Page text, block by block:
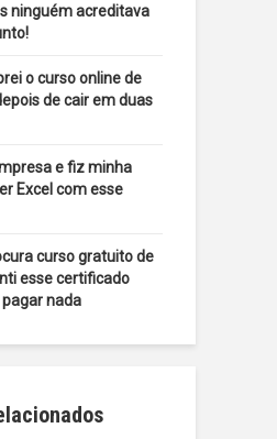
ninguém acreditava
o curso online de
de cair em duas
e fiz minha
Excel com esse
curso gratuito de
esse certificado
nada